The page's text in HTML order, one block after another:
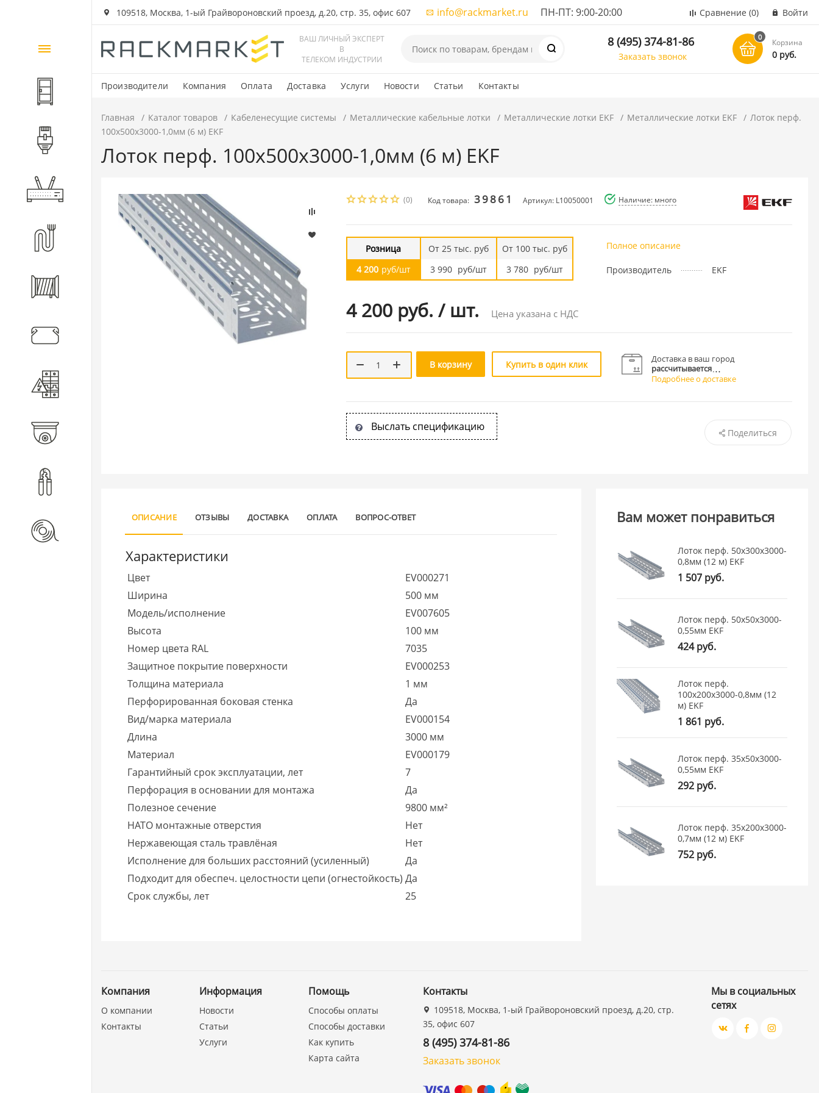
109518, Москва, 1-ый Грайвороновский проезд, д.20, стр. 35, офис 607 info@rackmarket.ru ПН-ПТ: 9:00-20:00 Сравнение (0) Войти
ВАШ ЛИЧНЫЙ ЭКСПЕРТ
В
ТЕЛЕКОМ ИНДУСТРИИ
8 (495) 374-81-86
Заказать звонок
0
Корзина
0 руб.
Производители Компания Оплата Доставка Услуги Новости Статьи Контакты
Каталог
товаров
Шкафы и стойки
Волоконно-оптические
Главная Каталог товаров Кабеленесущие системы Металлические кабельные лотки Металлические лотки EKF Металлические лотки EKF
Лоток перф.
100х500х3000-1,0мм (6 м) EKF
Лоток перф. 100х500х3000-1,0мм (6 м) EKF
(0) Код товара: 39861 Артикул: L10050001 Наличие: много
Розница
4 200 руб/шт
От 25 тыс. руб
3 990 руб/шт
От 100 тыс. руб
3 780 руб/шт
4 200 руб. / шт. Цена указана с НДС
Полное описание
Производитель EKF
В корзину Купить в один клик
Доставка в ваш город
рассчитывается
Подробнее о доставке
Выслать спецификацию Поделиться
ОПИСАНИЕ ОТЗЫВЫ ДОСТАВКА ОПЛАТА ВОПРОС-ОТВЕТ
Характеристики
Цвет
EV000271
Ширина
500 мм
Модель/исполнение
EV007605
Высота
100 мм
Номер цвета RAL
7035
Защитное покрытие поверхности
EV000253
Толщина материала
1 мм
Перфорированная боковая стенка
Да
Вид/марка материала
EV000154
Длина
3000 мм
Материал
EV000179
Гарантийный срок эксплуатации, лет
7
Перфорация в основании для монтажа
Да
Полезное сечение
9800 мм²
НАТО монтажные отверстия
Нет
Нержавеющая сталь травлёная
Нет
Исполнение для больших расстояний (усиленный)
Да
Подходит для обеспеч. целостности цепи (огнестойкость) Да
Срок службы, лет
25
Вам может понравиться
Лоток перф. 50х300х3000-
0,8мм (12 м) EKF
1 507 руб.
Лоток перф. 50х50х3000-
0,55мм EKF
424 руб.
Лоток перф.
100х200х3000-0,8мм (12
м) EKF
1 861 руб.
Лоток перф. 35х50х3000-
0,55мм EKF
292 руб.
Лоток перф. 35х200х3000-
0,7мм (12 м) EKF
752 руб.
Компания
О компании
Контакты
Информация
Новости
Статьи
Услуги
Помощь
Способы оплаты
Способы доставки
Как купить
Карта сайта
Контакты
109518, Москва, 1-ый Грайвороновский проезд, д.20, стр.
35, офис 607
8 (495) 374-81-86
Заказать звонок
Мы в социальных
сетях